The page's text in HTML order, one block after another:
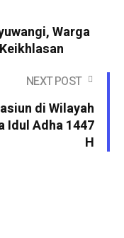
Warga
NEXT POST
di Wilayah
Idul Adha 1447
H